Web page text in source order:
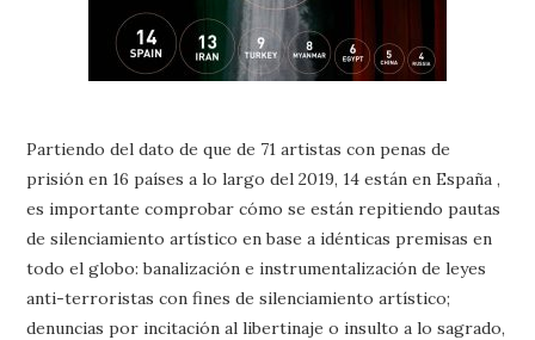
Partiendo del dato de que de 71 artistas con penas de
prisión en 16 países a lo largo del 2019, 14 están en España ,
es importante comprobar cómo se están repitiendo pautas
de silenciamiento artístico en base a idénticas premisas en
todo el globo: banalización e instrumentalización de leyes
anti-terroristas con fines de silenciamiento artístico;
denuncias por incitación al libertinaje o insulto a lo sagrado,